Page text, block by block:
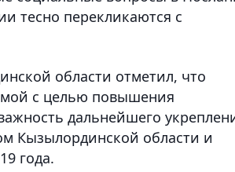
тесно перекликаются с
области отметил, что
с целью повышения
дальнейшего
Кызылординской области и
года.